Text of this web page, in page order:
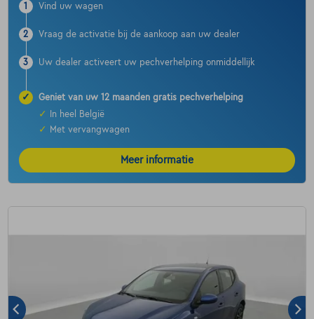
1 Vind uw wagen
2 Vraag de activatie bij de aankoop aan uw dealer
3 Uw dealer activeert uw pechverhelping onmiddellijk
✓
Geniet van uw 12 maanden gratis pechverhelping
✓
In heel België
✓
Met vervangwagen
Meer informatie